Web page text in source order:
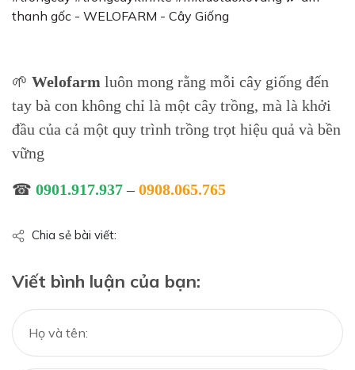
thanh gốc - WELOFARM - Cây Giống
🌱 Welofarm luôn mong rằng mỗi cây giống đến
tay bà con không chỉ là một cây trồng, mà là khởi
đầu của cả một quy trình trồng trọt hiệu quả và bền
vững
☎ 0901.917.937–0908.065.765
Chia sẻ bài viết:
Viết bình luận của bạn: